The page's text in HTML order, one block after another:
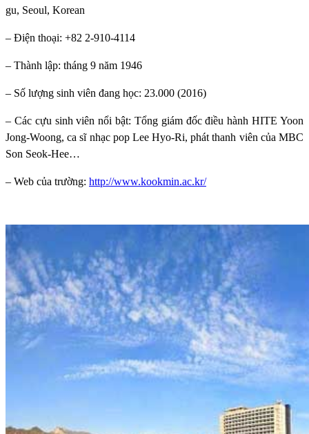
gu, Seoul, Korean
– Điện thoại: +82 2-910-4114
– Thành lập: tháng 9 năm 1946
– Số lượng sinh viên đang học: 23.000 (2016)
– Các cựu sinh viên nổi bật: Tổng giám đốc điều hành HITE Yoon
Jong-Woong, ca sĩ nhạc pop Lee Hyo-Ri, phát thanh viên của MBC
Son Seok-Hee…
– Web của trường: http://www.kookmin.ac.kr/